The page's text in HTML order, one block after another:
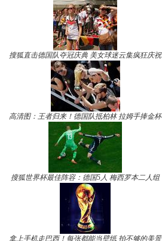
搜狐直击德国队夺冠庆典 美女球迷云集疯狂庆祝
高清图：王者归来！德国队抵柏林 拉姆手捧金杯
搜狐世界杯最佳阵容：德国5人 梅西罗本二人组
拿上手机走巴西！每张都能当壁纸 拍不够的美景